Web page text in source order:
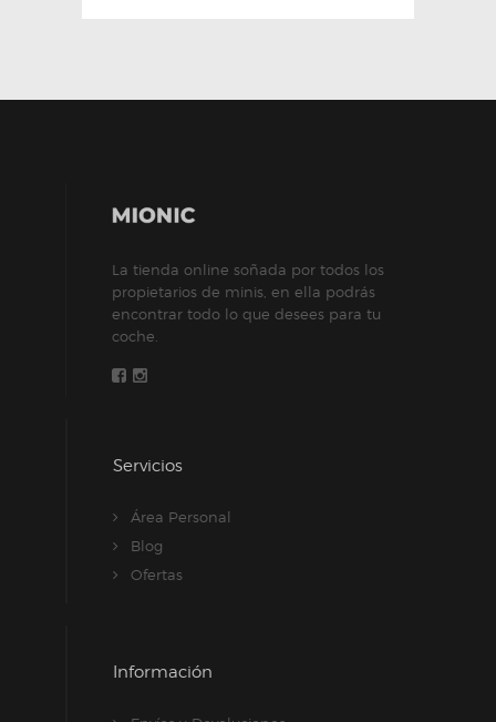
La tienda online soñada por todos los
propietarios de minis, en ella podrás
encontrar todo lo que desees para tu
coche.
Servicios
Área Personal
Blog
Ofertas
Información